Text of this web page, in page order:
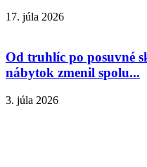
17. júla 2026
Od truhlíc po posuvné
nábytok zmenil spolu...
3. júla 2026